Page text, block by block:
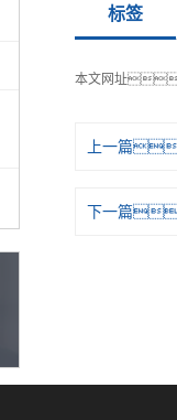
标签
本文网址
上一篇
下一篇